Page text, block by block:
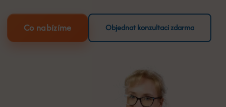
Co nabízíme Objednat konzultaci zdarma